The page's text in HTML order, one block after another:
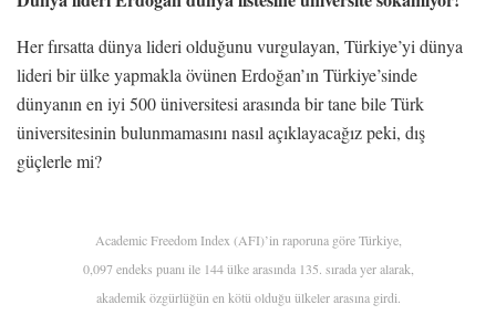
Her fırsatta dünya lideri olduğunu vurgulayan, Türkiye’yi dünya
lideri bir ülke yapmakla övünen Erdoğan’ın Türkiye’sinde
dünyanın en iyi 500 üniversitesi arasında bir tane bile Türk
üniversitesinin bulunmamasını nasıl açıklayacağız peki, dış
güçlerle mi?
Academic Freedom Index (AFI)’in raporuna göre Türkiye,
0,097 endeks puanı ile 144 ülke arasında 135. sırada yer alarak,
akademik özgürlüğün en kötü olduğu ülkeler arasına girdi.